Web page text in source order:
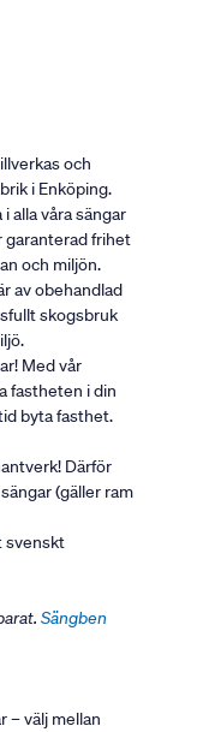
och
i Enköping.
alla våra sängar
garanterad frihet
och miljön.
av obehandlad
skogsbruk
Med vår
fastheten i din
byta fasthet.
Därför
(gäller ram
svenskt
Sängben
– välj mellan